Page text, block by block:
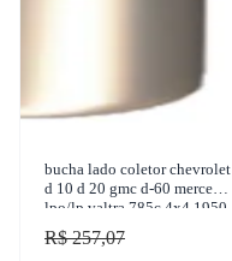
bucha lado coletor chevrolet
d 10 d 20 gmc d-60 mercedes
lpo/lp valtra 785c 4x4 1950-
1994 sulcarbon - sc084-std
R$ 257,07